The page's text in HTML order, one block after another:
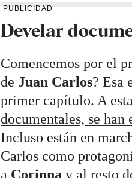
PUBLICIDAD
Develar
Comencemos por el
de Juan Carlos? Esa
primer capítulo. A
documentales, se han
Incluso están en
Carlos como
a Corinnay al resto